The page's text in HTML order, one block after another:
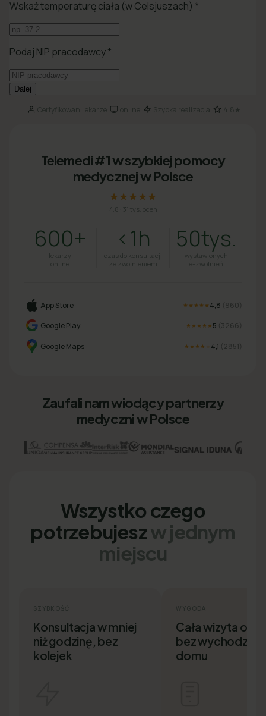
Certyfikowani lekarze· online· Szybka realizacja 4.8★
Telemedi #1 w szybkiej pomocy
medycznej w Polsce
★★★★★
4.8 31 tys. ocen
600+
lekarzy
online
<1h
czas do konsultacji
ze zwolnieniem
50tys.
wystawionych
e-zwolnień
App Store ★★★★★ 4,8 (960
Google Play
★★★★★ 5 (3266
Google Maps ★★★★ 4,1 (2851
Zaufali nam wiodący partnerzy
medyczni w Polsce
Wszystko czego
potrzebujeszw jednym
miejscu
SZYBKOŚĆ
Konsultacja w mniej
niż godzinę, bez
kolejek
WYGODA
Cała wizyta
bez
domu